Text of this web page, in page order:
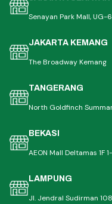
Senayan Park Mall, UG-
JAKARTA KEMANG
The Broadway Kemang
TANGERANG
North Goldfinch
BEKASI
AEON Mall Deltamas 1F
LAMPUNG
Jl. Jendral Sudirman